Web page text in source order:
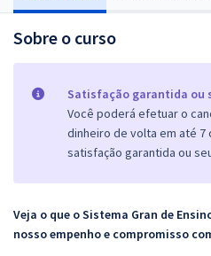
Sobre o curso
Satisfação garantida ou
Você poderá efetuar o
dinheiro de volta em até 7
satisfação garantida ou
Veja o que o Sistema Gran de
nosso empenho e compromisso